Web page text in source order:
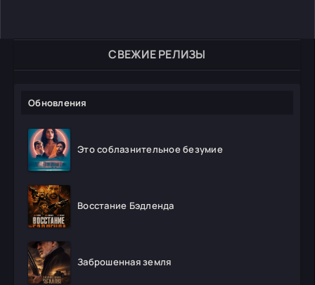
СВЕЖИЕ РЕЛИЗЫ
Обновления
Это соблазнительное безумие
Восстание Бэдленда
Заброшенная земля